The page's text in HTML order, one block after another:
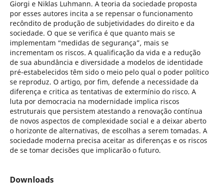
Giorgi e Niklas Luhmann. A teoria da sociedade proposta
por esses autores incita a se repensar o funcionamento
recôndito de produção de subjetividades do direito e da
sociedade. O que se verifica é que quanto mais se
implementam “medidas de segurança”, mais se
incrementam os riscos. A qualificação da vida e a redução
de sua abundância e diversidade a modelos de identidade
pré-estabelecidos têm sido o meio pelo qual o poder político
se reproduz. O artigo, por fim, defende a necessidade da
diferença e critica as tentativas de extermínio do risco. A
luta por democracia na modernidade implica riscos
estruturais que persistem atestando a renovação contínua
de novos aspectos de complexidade social e a deixar aberto
o horizonte de alternativas, de escolhas a serem tomadas. A
sociedade moderna precisa aceitar as diferenças e os riscos
de se tomar decisões que implicarão o futuro.
Downloads